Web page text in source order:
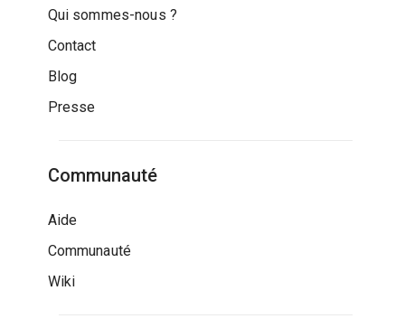
Qui sommes-nous ?
Contact
Blog
Presse
Communauté
Aide
Communauté
Wiki